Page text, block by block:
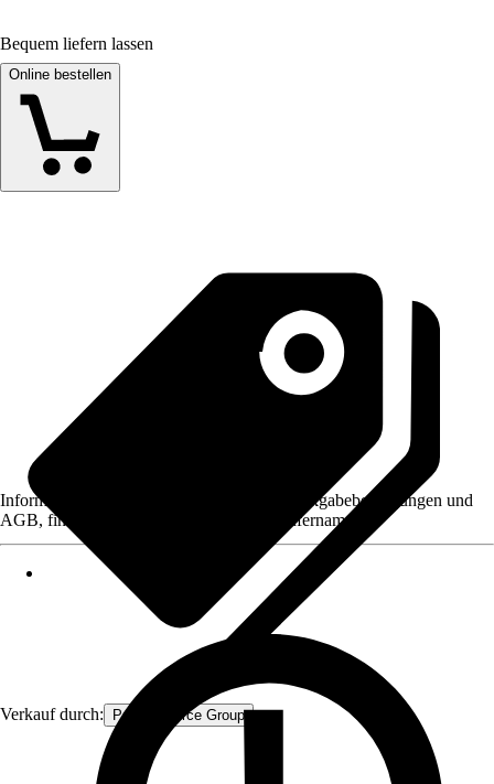
Bequem liefern lassen
Online bestellen
Verkauf durch: Procommerce Group
Informationen des Verkäufers, wie z. B. Rückgabebedingungen und
AGB, finden Sie bei Klick auf den Verkäufernamen.